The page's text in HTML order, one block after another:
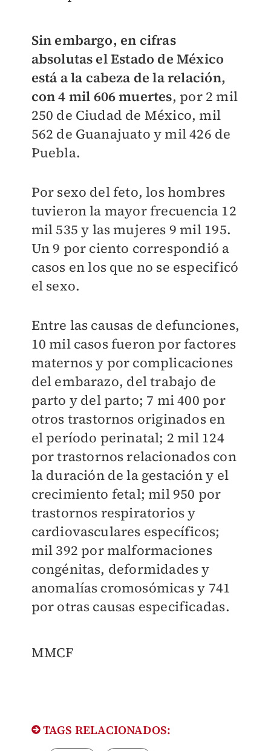
Sin embargo, en cifras
absolutas el Estado de México
está a la cabeza de la relación,
con 4 mil 606 muertes, por 2 mil
250 de Ciudad de México, mil
562 de Guanajuato y mil 426 de
Puebla.
Por sexo del feto, los hombres
tuvieron la mayor frecuencia 12
mil 535 y las mujeres 9 mil 195.
Un 9 por ciento correspondió a
casos en los que no se especificó
el sexo.
Entre las causas de defunciones,
10 mil casos fueron por factores
maternos y por complicaciones
del embarazo, del trabajo de
parto y del parto; 7 mi 400 por
otros trastornos originados en
el período perinatal; 2 mil 124
por trastornos relacionados con
la duración de la gestación y el
crecimiento fetal; mil 950 por
trastornos respiratorios y
cardiovasculares específicos;
mil 392 por malformaciones
congénitas, deformidades y
anomalías cromosómicas y 741
por otras causas especificadas.
MMCF
TAGS RELACIONADOS: